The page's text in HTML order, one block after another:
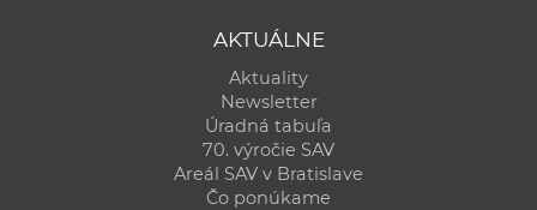
AKTUÁLNE
Aktuality
Newsletter
Úradná tabuľa
70. výročie SAV
Areál SAV v Bratislave
Čo ponúkame